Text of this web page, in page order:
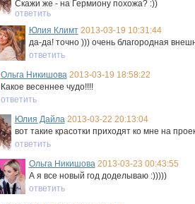
Скажи же - на Гермиону похожа? :))
ответить
Юлия Климт 2013-03-19 10:31:44
да-да! точно ))) очень благородная
ответить
Ольга Никишова 2013-03-19 18:58:22
Какое весеннее чудо!!!!
ответить
Юлия Дайла 2013-03-22 20:13:04
вот такие красотки приходят ко мне на
ответить
Ольга Никишова 2013-03-23 00:43:55
А я все новый год доделываю :)))))
ответить